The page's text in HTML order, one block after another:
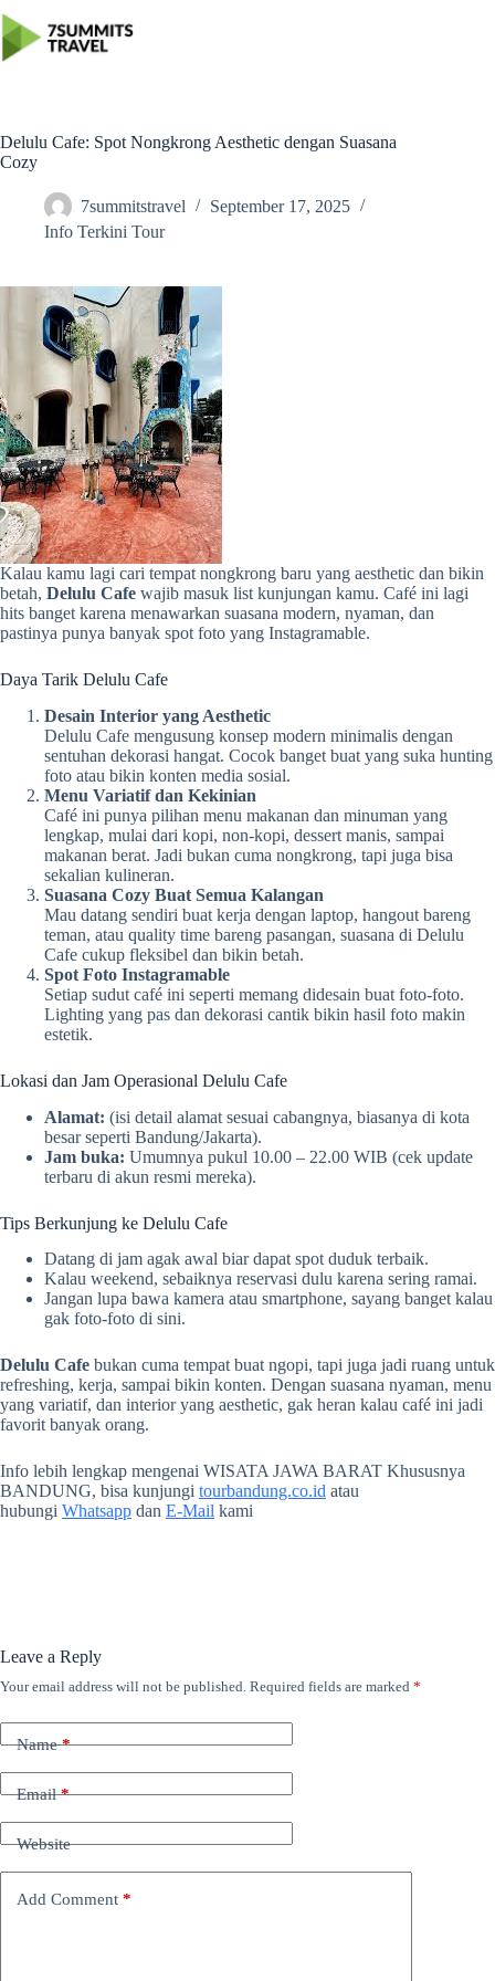
to
content
Delulu Cafe: Spot Nongkrong Aesthetic dengan Suasana
Cozy
7summitstravel
September 17, 2025
Info Terkini Tour
Kalau kamu lagi cari tempat nongkrong baru yang aesthetic dan bikin
betah, Delulu Cafe wajib masuk list kunjungan kamu. Café ini lagi
hits banget karena menawarkan suasana modern, nyaman, dan
pastinya punya banyak spot foto yang Instagramable.
Daya Tarik Delulu Cafe
Desain Interior yang Aesthetic
Delulu Cafe mengusung konsep modern minimalis dengan
sentuhan dekorasi hangat. Cocok banget buat yang suka hunting
foto atau bikin konten media sosial.
Menu Variatif dan Kekinian
Café ini punya pilihan menu makanan dan minuman yang
lengkap, mulai dari kopi, non-kopi, dessert manis, sampai
makanan berat. Jadi bukan cuma nongkrong, tapi juga bisa
sekalian kulineran.
Suasana Cozy Buat Semua Kalangan
Mau datang sendiri buat kerja dengan laptop, hangout bareng
teman, atau quality time bareng pasangan, suasana di Delulu
Cafe cukup fleksibel dan bikin betah.
Spot Foto Instagramable
Setiap sudut café ini seperti memang didesain buat foto-foto.
Lighting yang pas dan dekorasi cantik bikin hasil foto makin
estetik.
Lokasi dan Jam Operasional Delulu Cafe
Alamat: (isi detail alamat sesuai cabangnya, biasanya di kota
besar seperti Bandung/Jakarta).
Jam buka: Umumnya pukul 10.00 – 22.00 WIB (cek update
terbaru di akun resmi mereka).
Tips Berkunjung ke Delulu Cafe
Datang di jam agak awal biar dapat spot duduk terbaik.
Kalau weekend, sebaiknya reservasi dulu karena sering ramai.
Jangan lupa bawa kamera atau smartphone, sayang banget kalau
gak foto-foto di sini.
Delulu Cafe bukan cuma tempat buat ngopi, tapi juga jadi ruang untuk
refreshing, kerja, sampai bikin konten. Dengan suasana nyaman, menu
yang variatif, dan interior yang aesthetic, gak heran kalau café ini jadi
favorit banyak orang.
Info lebih lengkap mengenai WISATA JAWA BARAT Khususnya
BANDUNG, bisa kunjungi tourbandung.co.id atau
hubungi Whatsapp dan E-Mail kami
Leave a Reply
Your email address will not be published. Required fields are marked *
Name*
Email*
Website
Add Comment *